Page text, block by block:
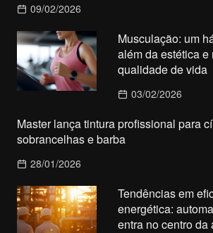
09/02/2026
Musculação: um
além da estética e
qualidade de vida
03/02/2026
Master lança tintura profissional para
sobrancelhas e barba
28/01/2026
Tendências em
energética:
entra no centro